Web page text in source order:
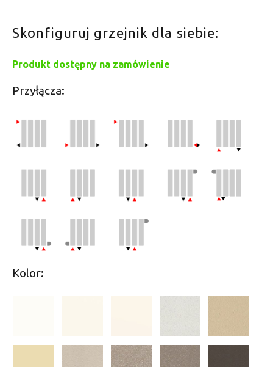
Skonfiguruj grzejnik dla siebie:
Produkt dostępny na zamówienie
Przyłącza:
Kolor: